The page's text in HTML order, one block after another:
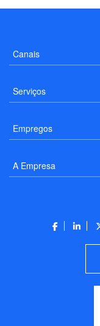
Canais
Serviços
Empregos
A Empresa